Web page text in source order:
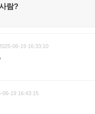
람?
06-19 16:33:10
06-19 16:43:15